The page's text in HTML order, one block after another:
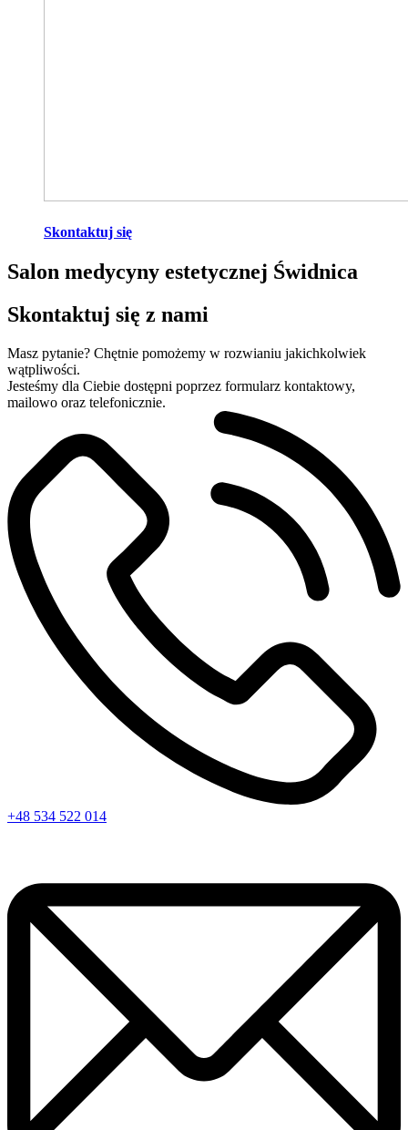
Skontaktuj się
Salon medycyny estetycznej Świdnica
Skontaktuj się z nami
Masz pytanie? Chętnie pomożemy w rozwianiu jakichkolwiek
wątpliwości.
Jesteśmy dla Ciebie dostępni poprzez formularz kontaktowy,
mailowo oraz telefonicznie.
+48 534 522 014